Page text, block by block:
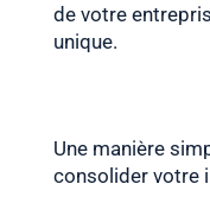
de votre
unique.
Une manière
consolider votre